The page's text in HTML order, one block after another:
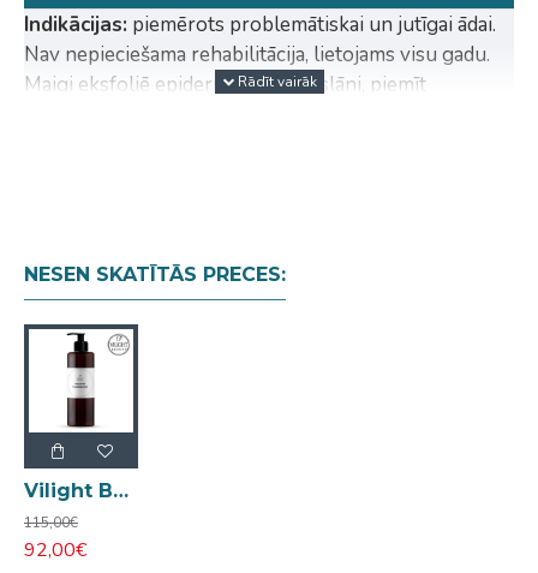
Indikācijas: piemērots problemātiskai un jutīgai ādai.
Nav nepieciešama rehabilitācija, lietojams visu gadu.
Maigi eksfoliē epidermas virsējo slāni, piemīt
minerālvielu avots), C vitamīns, B6 vitamīns, B12
Lietošanas instrukcija:
lietošanai. Uzklāt vienmērīgi uz attīrītas ādas, atstāt uz
10 minūtēm. Pārpalikumu noslaucīt ar mitru dvieli.
Lietot kā ārstniecības kursu – vienu reizi nedēļā.
NESEN SKATĪTĀS PRECES:
Vilight Beauty Pomegranate Enzyme Peel enzīmu pīlinga līdzeklis ar granāta fermentiem 500ml
115,00€
92,00€